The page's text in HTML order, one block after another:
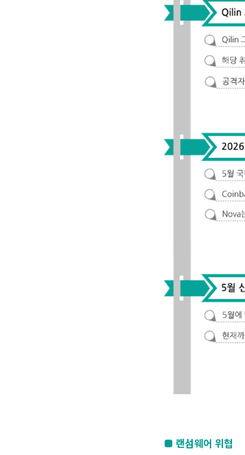
■ 랜섬웨어 위협